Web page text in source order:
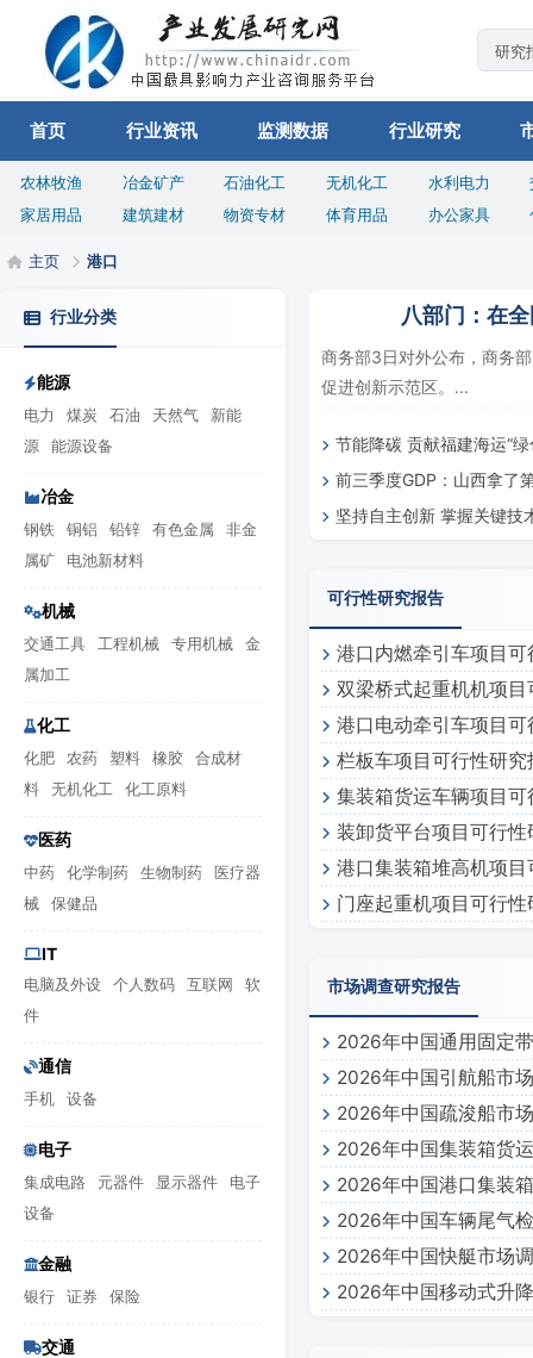
首页 行业资讯 监测数据 行业研究
农林牧渔 冶金矿产 石油化工 无机化工 水利电力
家居用品
建筑建材 物资专材 体育用品 办公家具
主页 港口
行业分类
能源
电力 煤炭 石油 天然气
新能
源
能源设备
冶金
钢铁 铜铝 铅锌 有色金属
非金
属矿
电池新材料
机械
交通工具 工程机械 专用机械
金
属加工
化工
化肥 农药 塑料 橡胶
合成材
料
无机化工 化工原料
医药
中药 化学制药 生物制药
医疗器
械
保健品
IT
电脑及外设 个人数码 互联网
软
件
通信
手机 设备
电子
集成电路 元器件 显示器件
电子
设备
金融
银行 证券 保险
交通
八部门：在
商务部3日对外公布，商务
促进创新示范区。...
节能降碳 贡献福建海运“绿
前三季度GDP：山西拿了
袭坚持自主创新 掌握关键技
可行性研究报告
港口内燃牵引车项目
双梁桥式起重机机项
港口电动牵引车项目
栏板车项目可行性研究
集装箱货运车辆项目
装卸货平台项目可行性
港口集装箱堆高机项
门座起重机项目可行性
市场调查研究报告
2026年中国通用固定
2026年中国引航船市
2026年中国疏浚船市
2026年中国集装箱货
2026年中国港口集装
2026年中国车辆尾气
2026年中国快艇市场
2026年中国移动式升